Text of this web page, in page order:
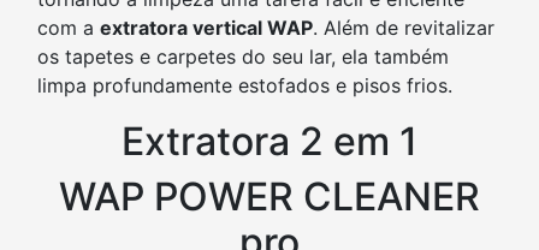
com a extratora vertical WAP. Além de revitalizar
os tapetes e carpetes do seu lar, ela também
limpa profundamente estofados e pisos frios.
Extratora 2 em 1
WAP POWER CLEANER